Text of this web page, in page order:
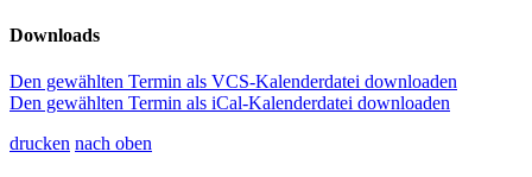
Downloads
Den gewählten Termin als VCS-Kalenderdatei downloaden
Den gewählten Termin als iCal-Kalenderdatei downloaden
drucken nach oben